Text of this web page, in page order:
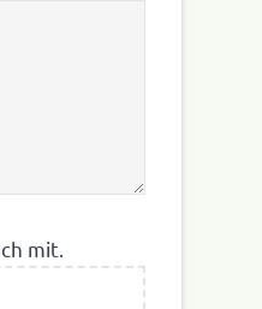
mit.